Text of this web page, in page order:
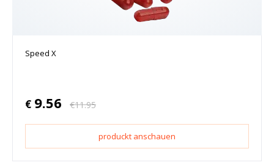
Speed X
€ 9.56 €11.95
produckt anschauen